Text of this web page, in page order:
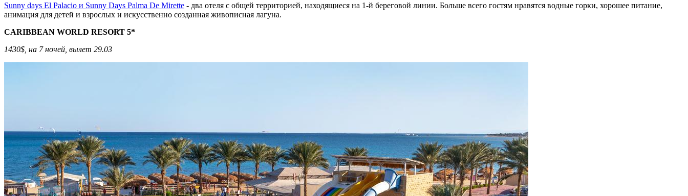
Sunny days El Palacio и Sunny Days Palma De Mirette - два отеля с общей территорией, находящиеся на 1-й береговой линии. Больше всего гостям нравятся водные горки, хорошее питание,
анимация для детей и взрослых и искусственно созданная живописная лагуна.
CARIBBEAN WORLD RESORT 5*
1430$, на 7 ночей, вылет 29.03